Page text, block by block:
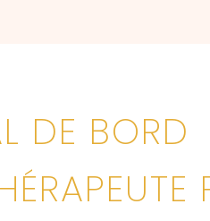
DE BORD